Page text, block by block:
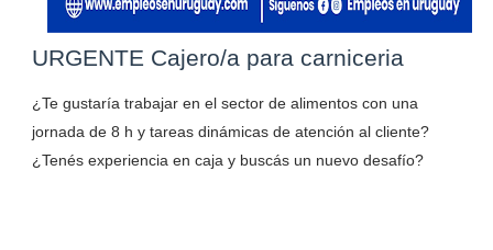
URGENTE Cajero/a para carniceria
¿Te gustaría trabajar en el sector de alimentos con una
jornada de 8 h y tareas dinámicas de atención al cliente?
¿Tenés experiencia en caja y buscás un nuevo desafío?